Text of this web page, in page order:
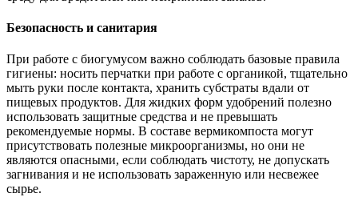
Безопасность и санитария
При работе с биогумусом важно соблюдать базовые правила
гигиены: носить перчатки при работе с органикой, тщательно
мыть руки после контакта, хранить субстраты вдали от
пищевых продуктов. Для жидких форм удобрений полезно
использовать защитные средства и не превышать
рекомендуемые нормы. В составе вермикомпоста могут
присутствовать полезные микроорганизмы, но они не
являются опасными, если соблюдать чистоту, не допускать
загнивания и не использовать зараженную или несвежее
сырье.